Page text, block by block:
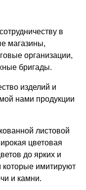
в
магазины,
организации,
бригады.
изделий и
нами продукции
листовой
цветовая
до ярких и
имитируют
и камни.